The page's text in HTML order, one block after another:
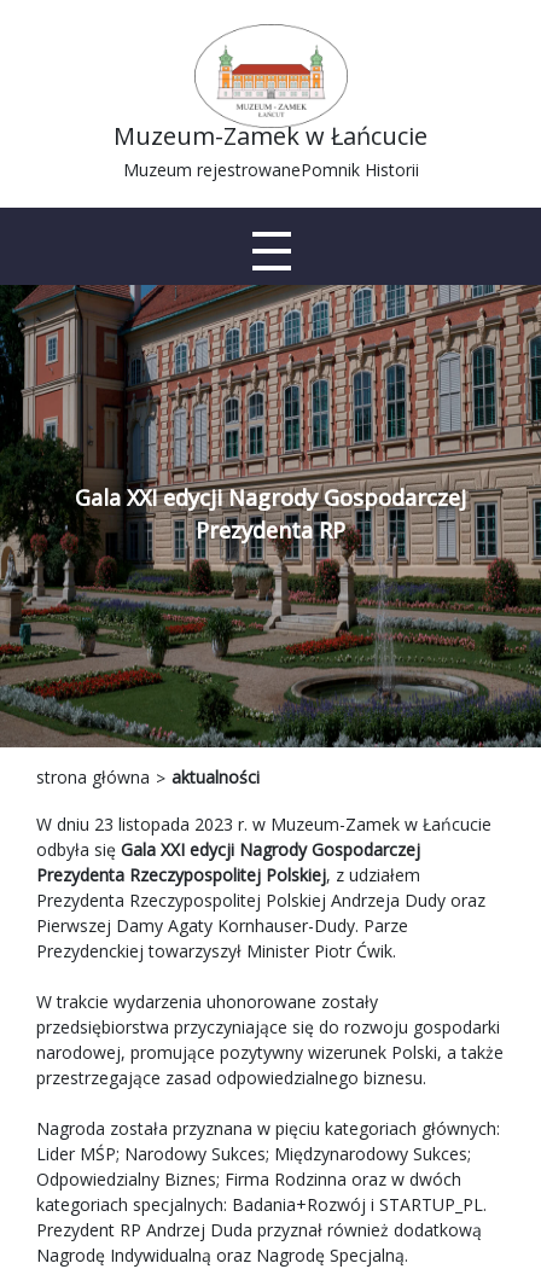
Muzeum-Zamek w Łańcucie
Muzeum rejestrowanePomnik Historii
Gala XXI edycji Nagrody Gospodarczej
Prezydenta RP
strona główna aktualności
W dniu 23 listopada 2023 r. w Muzeum-Zamek w Łańcucie
odbyła się Gala XXI edycji Nagrody Gospodarczej
Prezydenta Rzeczypospolitej Polskiej, z udziałem
Prezydenta Rzeczypospolitej Polskiej Andrzeja Dudy oraz
Pierwszej Damy Agaty Kornhauser-Dudy. Parze
Prezydenckiej towarzyszył Minister Piotr Ćwik.
W trakcie wydarzenia uhonorowane zostały
przedsiębiorstwa przyczyniające się do rozwoju gospodarki
narodowej, promujące pozytywny wizerunek Polski, a także
przestrzegające zasad odpowiedzialnego biznesu.
Nagroda została przyznana w pięciu kategoriach głównych:
Lider MŚP; Narodowy Sukces; Międzynarodowy Sukces;
Odpowiedzialny Biznes; Firma Rodzinna oraz w dwóch
kategoriach specjalnych: Badania+Rozwój i STARTUP_PL.
Prezydent RP Andrzej Duda przyznał również dodatkową
Nagrodę Indywidualną oraz Nagrodę Specjalną.